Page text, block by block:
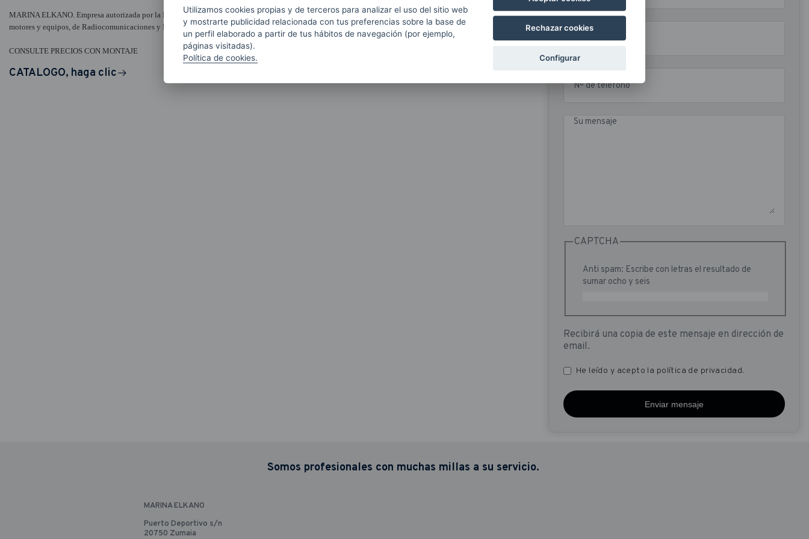
MARINA ELKANO. Empresa autorizada por la MARINA MERCANTE para realizar servicios de instalación, reparación y mantenimiento de
motores y equipos, de Radiocomunicaciones y Radionavegación.
CONSULTE PRECIOS CON MONTAJE
CATALOGO, haga clic
Email
Nº de teléfono
Su mensaje
CAPTCHA
Anti spam: Escribe con letras el resultado de
sumar ocho y seis
Recibirá una copia de este mensaje en dirección de
email.
Privacidad
He leído y acepto la política de privacidad.
Somos profesionales con muchas millas a su servicio.
MARINA ELKANO
Puerto Deportivo s/n
20750 Zumaia
Utilizamos cookies propias y de terceros para analizar el uso del sitio web
y mostrarte publicidad relacionada con tus preferencias sobre la base de
un perfil elaborado a partir de tus hábitos de navegación (por ejemplo,
páginas visitadas).
Política de cookies.
Rechazar cookies
Configurar